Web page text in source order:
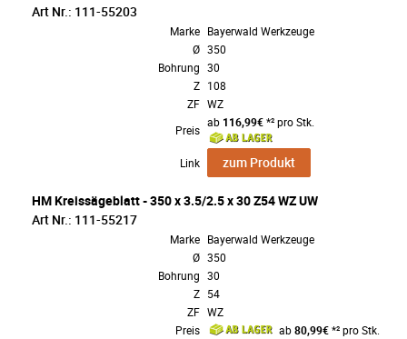
Art Nr.: 111-55203
Marke Bayerwald Werkzeuge
Ø 350
Bohrung 30
Z 108
ZF WZ
Preis
ab 116,99€*² pro Stk.
Link zum Produkt
HM Kreissägeblatt - 350 x 3.5/2.5 x 30 Z54 WZ UW
Art Nr.: 111-55217
Marke Bayerwald Werkzeuge
Ø 350
Bohrung 30
Z 54
ZF WZ
Preis
ab80,99€*² pro Stk.